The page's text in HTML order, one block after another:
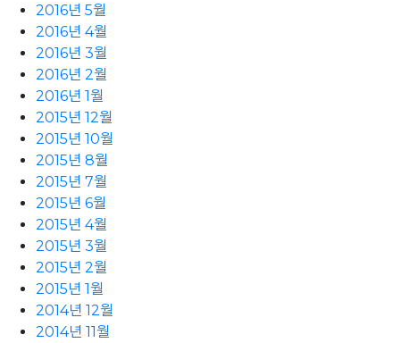
2016년 5월
2016년 4월
2016년 3월
2016년 2월
2016년 1월
2015년 12월
2015년 10월
2015년 8월
2015년 7월
2015년 6월
2015년 4월
2015년 3월
2015년 2월
2015년 1월
2014년 12월
2014년 11월